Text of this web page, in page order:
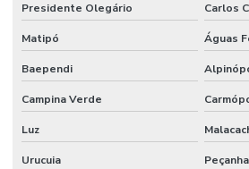
Presidente Olegário Carlos
Matipó Águas
Baependi
Campina Verde
Luz
Urucuia Peçanha